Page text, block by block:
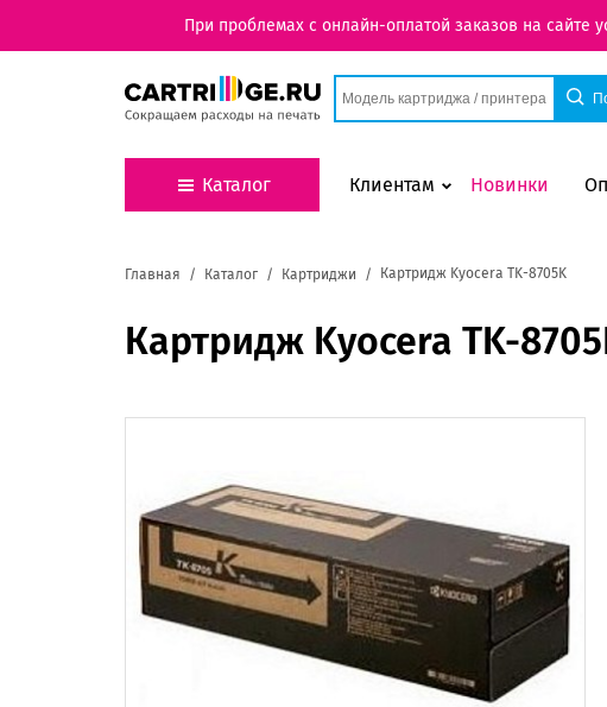
При проблемах с онлайн-оплатой заказов на сайте
Каталог Клиентам Новинки
Главная Каталог Картриджи Картридж Kyocera TK-8705K
Картридж Kyocera TK-